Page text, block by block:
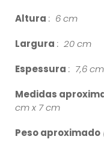
Altura : 6 cm
Largura : 20 cm
Espessura : 7,6 cm
Medidas
cm x 7 cm
Peso aproximado